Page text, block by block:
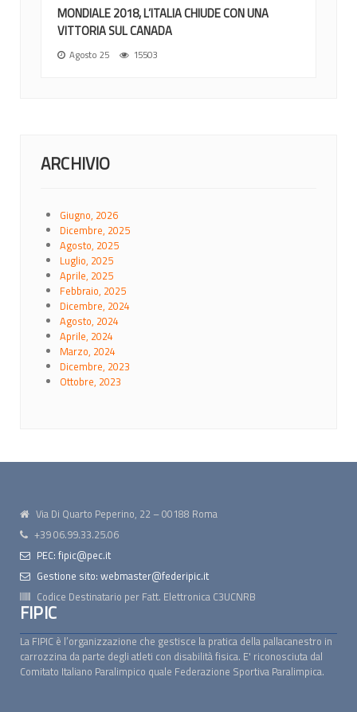
MONDIALE 2018, L’ITALIA CHIUDE CON UNA
VITTORIA SUL CANADA
Agosto 25 15503
ARCHIVIO
Giugno, 2026
Dicembre, 2025
Agosto, 2025
Luglio, 2025
Aprile, 2025
Febbraio, 2025
Dicembre, 2024
Agosto, 2024
Aprile, 2024
Marzo, 2024
Dicembre, 2023
Ottobre, 2023
Via Di Quarto Peperino, 22 – 00188 Roma
+39 06.99.33.25.06
PEC: fipic@pec.it
Gestione sito: webmaster@federipic.it
Codice Destinatario per Fatt. Elettronica C3UCNRB
FIPIC
La FIPIC è l’organizzazione che gestisce la pratica della pallacanestro in
carrozzina da parte degli atleti con disabilità fisica. E' riconosciuta dal
Comitato Italiano Paralimpico quale Federazione Sportiva Paralimpica.